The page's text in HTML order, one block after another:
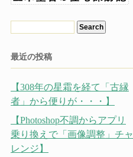
最近の投稿
【308年の星霜を経て「古縁
者」から便りが・・・】
【Photoshop不調からアプリ
乗り換えで「画像調整」チャ
レンジ】